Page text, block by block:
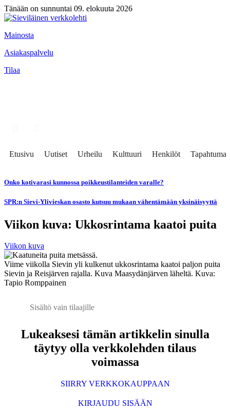
Tänään on sunnuntai 09. elokuuta 2026
Mainosta
Asiakaspalvelu
Tilaa
Etusivu Uutiset Urheilu Kulttuuri Henkilöt Tapahtumat
Onko kotivarasi kunnossa poikkeustilanteiden varalle?
SPR:n Sievi-Ylivieskan osasto kutsuu mukaan vähentämään yksinäisyyttä
Viikon kuva: Ukkosrintama kaatoi puita
Viikon kuva
Viime viikolla Sievin yli kulkenut ukkosrintama kaatoi paljon puita
Sievin ja Reisjärven rajalla. Kuva Maasydänjärven läheltä. Kuva:
Tapio Romppainen
Sisältö vain tilaajille
Lukeaksesi tämän artikkelin sinulla
täytyy olla verkkolehden tilaus
voimassa
SIIRRY VERKKOKAUPPAAN
KIRJAUDU SISÄÄN